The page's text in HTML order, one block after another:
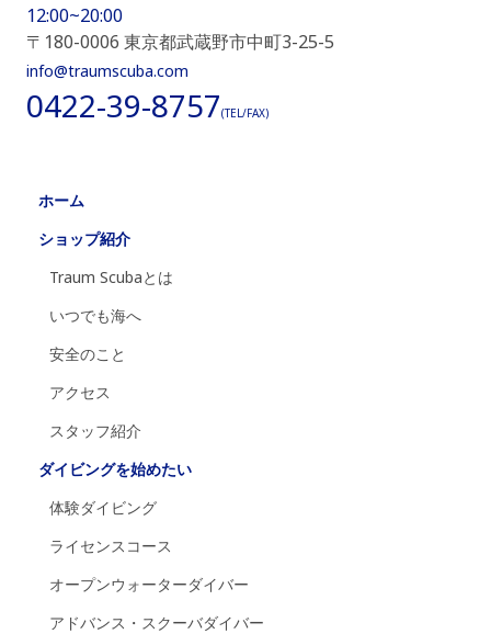
12:00~20:00
〒180-0006 東京都武蔵野市中町3-25-5
info@traumscuba.com
0422-39-8757(TEL/FAX)
ホーム
ショップ紹介
Traum Scubaとは
いつでも海へ
安全のこと
アクセス
スタッフ紹介
ダイビングを始めたい
体験ダイビング
ライセンスコース
オープンウォーターダイバー
アドバンス・スクーバダイバー